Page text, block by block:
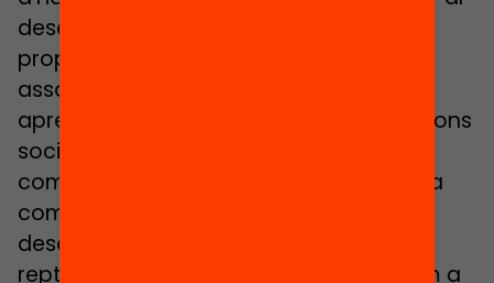
desenvolupament social, del caràcter
propi i també del cervell. Permet fer
associacions de conceptes, transferir
aprenentatges, generar diferents relacions
socials, desenvolupar la creativitat, la
comunicació, la col·laboració i una sana
competitivitat. Amb un joc estem
desafiant a l’alumnat, els plantegem un
repte que volen resoldre, els empenyem a